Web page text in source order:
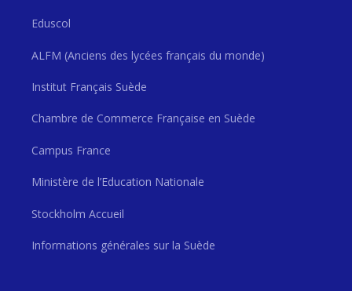
Eduscol
ALFM (Anciens des lycées français du monde)
Institut Français Suède
Chambre de Commerce Française en Suède
Campus France
Ministère de l’Education Nationale
Stockholm Accueil
Informations générales sur la Suède